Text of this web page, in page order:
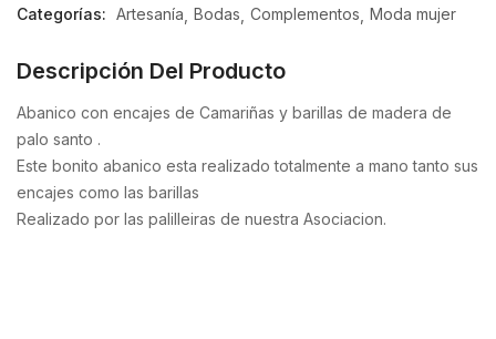
Categorías: Artesanía Bodas Complementos Moda mujer
Descripción Del Producto
Abanico con encajes de Camariñas y barillas de madera de
palo santo .
Este bonito abanico esta realizado totalmente a mano tanto sus
encajes como las barillas
Realizado por las palilleiras de nuestra Asociacion.